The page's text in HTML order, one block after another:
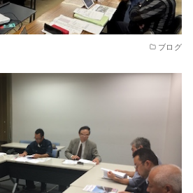
ブログ